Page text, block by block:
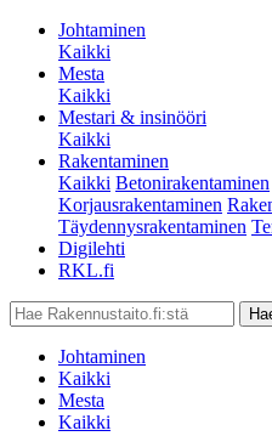
Johtaminen
Kaikki
Mesta
Kaikki
Mestari & insinööri
Kaikki
Rakentaminen
Kaikki Betonirakentaminen
Korjausrakentaminen
Täydennysrakentaminen
Digilehti
RKL.fi
Johtaminen
Kaikki
Mesta
Kaikki